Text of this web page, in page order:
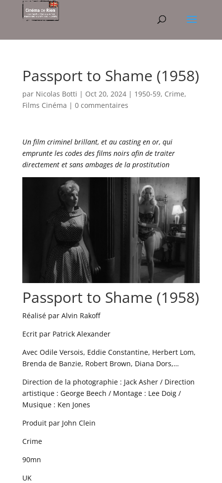
Passport to Shame (1958)
par Nicolas Botti | Oct 20, 2024| 1950-59, Crime,
Films Cinéma | 0 commentaires
Un film criminel brillant, et au casting en or, qui
emprunte les codes des films noirs afin de traiter
directement et sans ambages de la prostitution
Passport to Shame (1958)
Réalisé par Alvin Rakoff
Ecrit par Patrick Alexander
Avec Odile Versois, Eddie Constantine, Herbert Lom,
Brenda de Banzie, Robert Brown, Diana Dors,…
Direction de la photographie : Jack Asher / Direction
artistique : George Beech / Montage : Lee Doig /
Musique : Ken Jones
Produit par John Clein
Crime
90mn
UK